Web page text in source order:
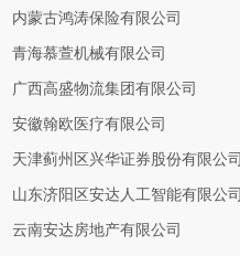
内蒙古鸿涛保险有限公司
青海慕萱机械有限公司
广西高盛物流集团有限公司
安徽翰欧医疗有限公司
天津蓟州区兴华证券股份有限公司
山东济阳区安达人工智能有限公司
云南安达房地产有限公司